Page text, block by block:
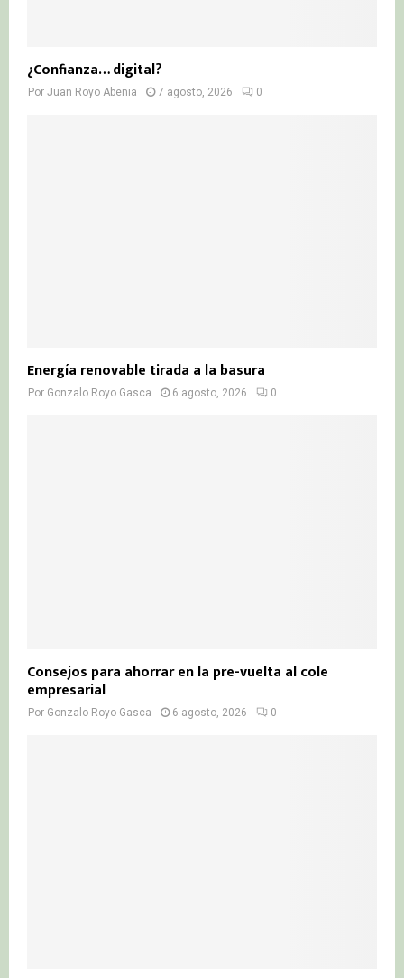
¿Confianza… digital?
Por Juan Royo Abenia 7 agosto, 2026 0
Energía renovable tirada a la basura
Por Gonzalo Royo Gasca 6 agosto, 2026 0
Consejos para ahorrar en la pre-vuelta al cole
empresarial
Por Gonzalo Royo Gasca 6 agosto, 2026 0